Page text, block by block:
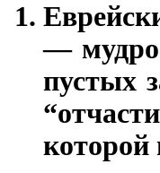
—
пустых
которой